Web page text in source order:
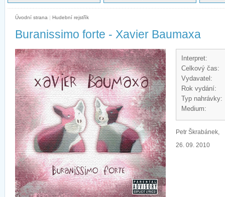
Úvodní strana | Hudební rejstřík
Buranissimo forte - Xavier Baumaxa
Interpret:
Celkový čas:
Vydavatel:
Rok vydání:
Typ nahrávky:
Medium:
Petr Škrabánek,
26. 09. 2010